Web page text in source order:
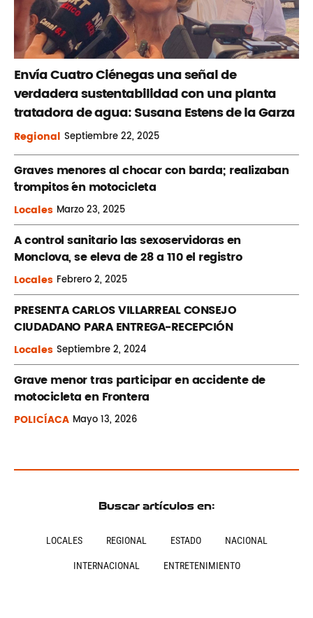
Envía Cuatro Ciénegas una señal de
verdadera sustentabilidad con una planta
tratadora de agua: Susana Estens de la Garza
Regional Septiembre22, 2025
Graves menores al chocar con barda; realizaban
´trompitos ´en motocicleta
Locales Marzo23, 2025
A control sanitario las sexoservidoras en
Monclova, se eleva de 28 a 110 el registro
Locales Febrero2, 2025
PRESENTA CARLOS VILLARREAL CONSEJO
CIUDADANO PARA ENTREGA-RECEPCIÓN
Locales Septiembre2, 2024
Grave menor tras participar en accidente de
motocicleta en Frontera
POLICÍACA Mayo13, 2026
Buscar artículos en:
LOCALES REGIONAL ESTADO NACIONAL
INTERNACIONAL ENTRETENIMIENTO